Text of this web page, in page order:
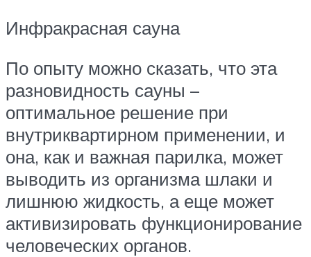
Инфракрасная сауна
По опыту можно сказать, что эта
разновидность сауны –
оптимальное решение при
внутриквартирном применении, и
она, как и важная парилка, может
выводить из организма шлаки и
лишнюю жидкость, а еще может
активизировать функционирование
человеческих органов.